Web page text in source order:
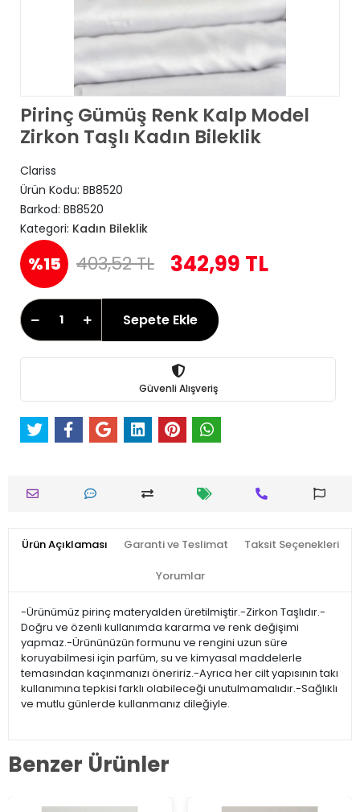
Pirinç Gümüş Renk Kalp Model
Zirkon Taşlı Kadın Bileklik
Clariss
Ürün Kodu: BB8520
Barkod: BB8520
Kategori: Kadın Bileklik
%15 403,52 TL 342,99 TL
Sepete Ekle
Güvenli Alışveriş
Ürün Açıklaması Garanti ve Teslimat Taksit Seçenekleri
Yorumlar
-Ürünümüz pirinç materyalden üretilmiştir.-Zirkon Taşlıdır.-
Doğru ve özenli kullanımda kararma ve renk değişimi
yapmaz.-Ürününüzün formunu ve rengini uzun süre
koruyabilmesi için parfüm, su ve kimyasal maddelerle
temasından kaçınmanızı öneririz.-Ayrıca her cilt yapısının takı
kullanımına tepkisi farklı olabileceği unutulmamalıdır.-Sağlıklı
ve mutlu günlerde kullanmanız dileğiyle.
Benzer Ürünler